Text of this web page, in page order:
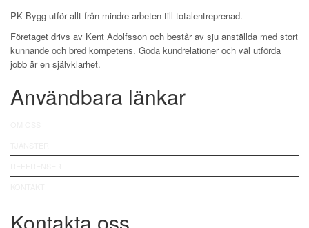
PK Bygg utför allt från mindre arbeten till totalentreprenad.
Företaget drivs av Kent Adolfsson och består av sju anställda med stort
kunnande och bred kompetens. Goda kundrelationer och väl utförda
jobb är en självklarhet.
Användbara länkar